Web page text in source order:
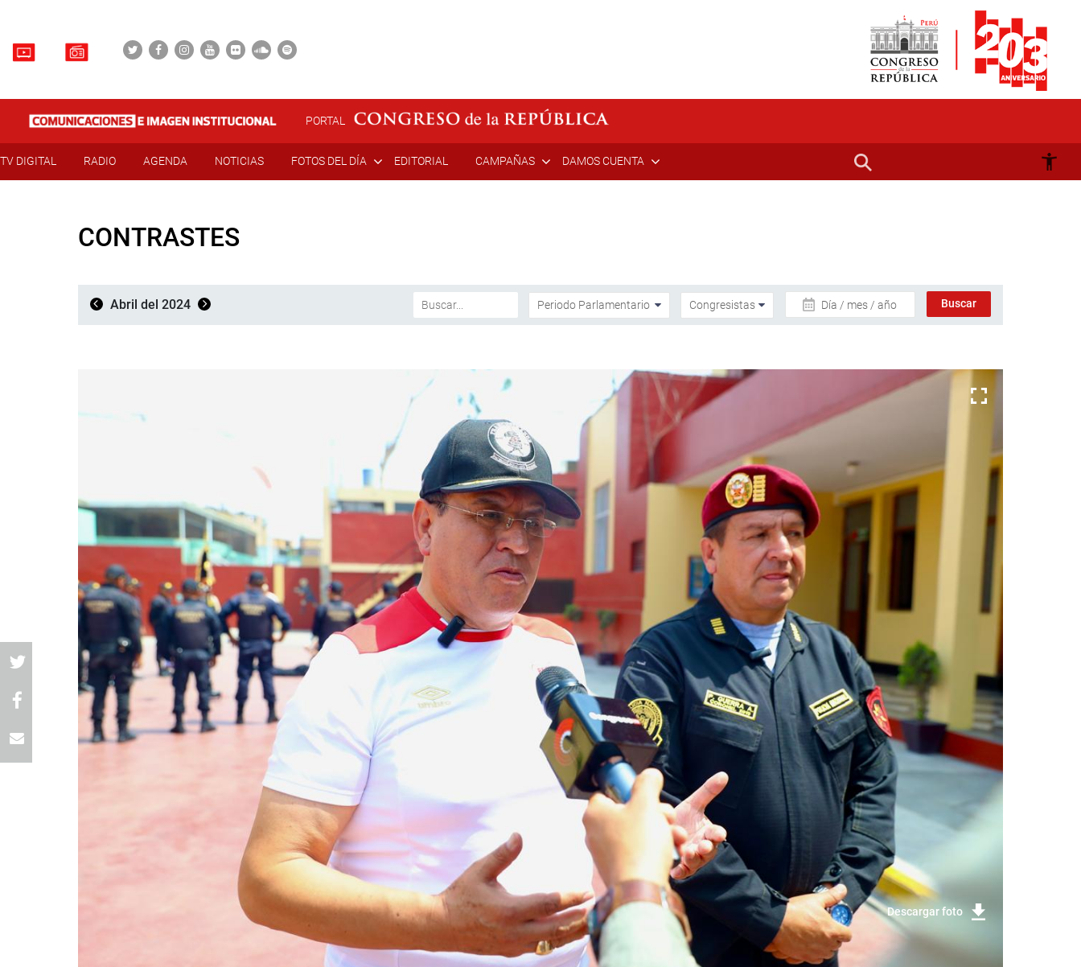
PORTAL
TV DIGITAL RADIO AGENDA NOTICIAS FOTOS DEL DÍA EDITORIAL CAMPAÑAS DAMOS CUENTA
CONTRASTES
Abril del 2024 Día / mes / año
Descargar foto